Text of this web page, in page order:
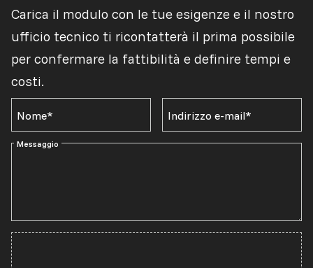
Carica il modulo con le tue esigenze e il nostro
ufficio tecnico ti ricontatterà il prima possibile
per confermare la fattibilità e definire tempi e
costi.
Nome* Indirizzo e-mail*
Messaggio